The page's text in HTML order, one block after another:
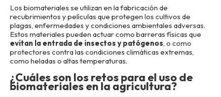
Los biomateriales se utilizan en la fabricación de
recubrimientos y películas que protegen los cultivos de
plagas, enfermedades y condiciones ambientales adversas.
Estos materiales pueden actuar como barreras físicas que
evitan la entrada de insectos y patógenos, o como
protectores contra las condiciones climáticas extremas,
como heladas o altas temperaturas.
¿Cuáles son los retos para el uso de
biomateriales en la agricultura?